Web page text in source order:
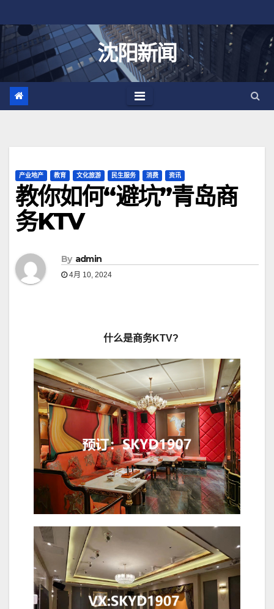
至
沈阳新闻
产业地产 教育 文化旅游 民生服务 消费 资讯
教你如何“避坑”青岛商
务KTV
By admin
4月 10, 2024
什么是商务KTV?